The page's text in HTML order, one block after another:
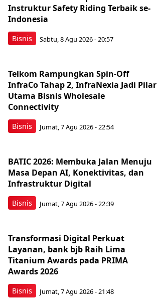
Bisnis
Instruktur Safety Riding Terbaik se-
Indonesia
Sabtu, 8 Agu 2026 - 20:57
Bisnis
Telkom Rampungkan Spin-Off
InfraCo Tahap 2, InfraNexia Jadi Pilar
Utama Bisnis Wholesale
Connectivity
Jumat, 7 Agu 2026 - 22:54
Bisnis
BATIC 2026: Membuka Jalan Menuju
Masa Depan AI, Konektivitas, dan
Infrastruktur Digital
Jumat, 7 Agu 2026 - 22:39
Bisnis
Transformasi Digital Perkuat
Layanan, bank bjb Raih Lima
Titanium Awards pada PRIMA
Awards 2026
Jumat, 7 Agu 2026 - 21:48